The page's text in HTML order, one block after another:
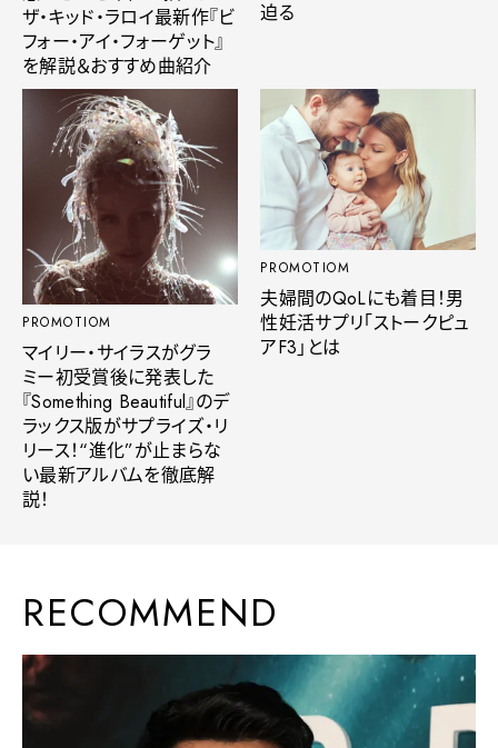
ザ・キッド・ラロイ最新作『ビ
フォー・アイ・フォーゲット』
を解説＆おすすめ曲紹介
迫る
PROMOTIOM
マイリー・サイラスがグラ
ミー初受賞後に発表した
『Something Beautiful』のデ
ラックス版がサプライズ・リ
リース！“進化”が止まらな
い最新アルバムを徹底解
説！
PROMOTIOM
夫婦間のQoLにも着目！男
性妊活サプリ「ストークピュ
アF3」とは
RECOMMEND